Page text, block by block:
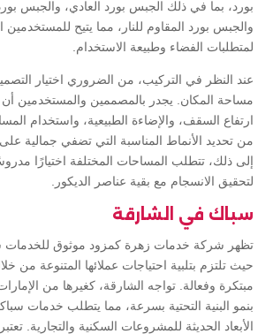
بورد، بما في ذلك الجبس بورد العادي، والجبس
والجبس بورد المقاوم للنار، مما يتيح للمستخدمين
لمتطلبات الفضاء وطبيعة الاستخدام.
عند النظر في التركيب، من الضروري اختيار
مساحة المكان. يجدر بالمصممين والمستخدمين أن
ارتفاع السقف، والإضاءة الطبيعية، واستخدام
من تحديد الأنماط المناسبة التي تضفي جمالية على
إلى ذلك، تتطلب المساحات المختلفة اختيارًا
لتحقيق الانسجام مع بقية عناصر الديكور.
سباك في الشارقة
تظهر شركة خدمات زهرة كمزود موثوق للخدمات
حيث تلتزم بتلبية احتياجات عملائها المتنوعة من
مبتكرة وفعالة. تواجه الشارقة، كغيرها من
بنمو البنية التحتية بسرعة، مما يتطلب خدمات
الأبعاد الحديثة للمشروعات السكنية والتجارية.